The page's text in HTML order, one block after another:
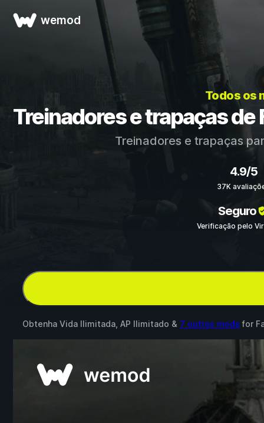
wemod
Todos os
Treinadores e trapaças de
Treinadores e trapaças
4.9/5
37K
Seguro
Verificação pelo
Obtenha Vida Ilimitada, AP Ilimitado & 7 outros mods for